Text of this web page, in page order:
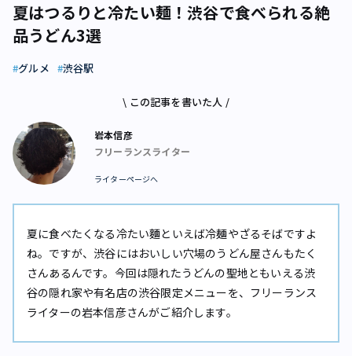
夏はつるりと冷たい麺！渋谷で食べられる絶
品うどん3選
グルメ 渋谷駅
\ この記事を書いた人 /
岩本信彦
フリーランスライター
ライターページへ
夏に食べたくなる冷たい麵といえば冷麺やざるそばですよ
ね。ですが、渋谷にはおいしい穴場のうどん屋さんもたく
さんあるんです。今回は隠れたうどんの聖地ともいえる渋
谷の隠れ家や有名店の渋谷限定メニューを、フリーランス
ライターの岩本信彦さんがご紹介します。